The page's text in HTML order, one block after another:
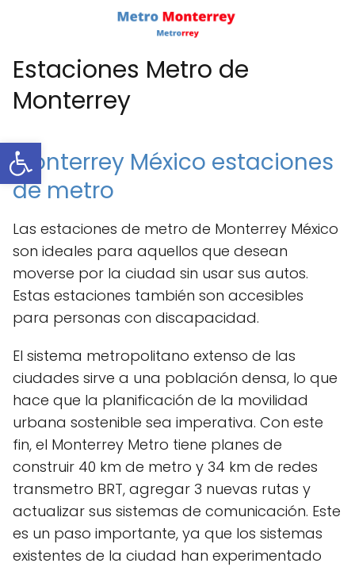
Abrir barra de herramientas
Estaciones Metro de
Monterrey
Monterrey México estaciones
de metro
Las estaciones de metro de Monterrey México
son ideales para aquellos que desean
moverse por la ciudad sin usar sus autos.
Estas estaciones también son accesibles
para personas con discapacidad.
El sistema metropolitano extenso de las
ciudades sirve a una población densa, lo que
hace que la planificación de la movilidad
urbana sostenible sea imperativa. Con este
fin, el Monterrey Metro tiene planes de
construir 40 km de metro y 34 km de redes
transmetro BRT, agregar 3 nuevas rutas y
actualizar sus sistemas de comunicación. Este
es un paso importante, ya que los sistemas
existentes de la ciudad han experimentado